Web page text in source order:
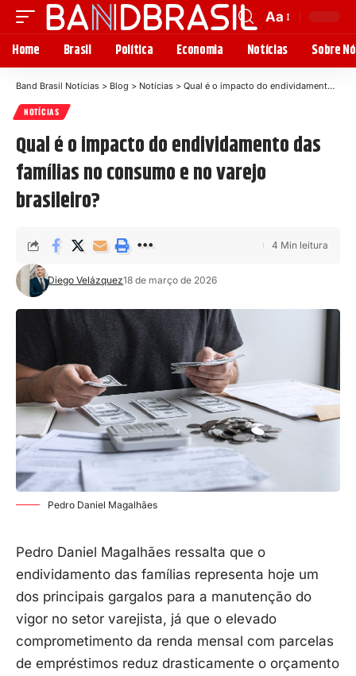
Aa
Home Brasil Política Economia Notícias Sobre
Band Brasil Notícias > Blog > Notícias > Qual é o impacto do endividamento das famílias no consumo e no varejo brasileiro?
NOTÍCIAS
Qual é o impacto do endividamento das
famílias no consumo e no varejo
brasileiro?
Diego Velázquez18 de março de 2026
4 Min leitura
Pedro Daniel Magalhães
Pedro Daniel Magalhães ressalta que o
endividamento das famílias representa hoje um
dos principais gargalos para a manutenção do
vigor no setor varejista, já que o elevado
comprometimento da renda mensal com parcelas
de empréstimos reduz drasticamente o orçamento